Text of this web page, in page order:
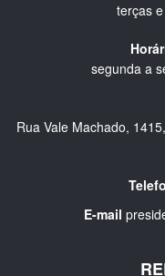
terças
segunda a
Rua Vale Machado,
E-mail